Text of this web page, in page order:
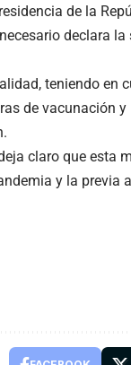
de la
declara
teniendo en
de vacunación y
claro que esta
y la previa